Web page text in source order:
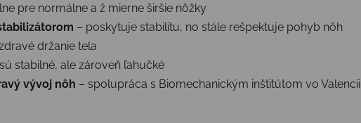
pre normálne a ž mierne širšie nôžky
– poskytuje stabilitu, no stále rešpektuje pohyb nôh
držanie tela
stabilné, ale zároveň ľahučké
vývoj nôh – spolupráca s Biomechanickým inštitútom vo Valencii